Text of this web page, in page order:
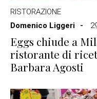
RISTORAZIONE
Domenico Liggeri
Eggs chiude a
ristorante di
Barbara Agosti